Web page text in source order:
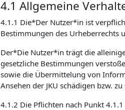
4.1 Allgemeine
4.1.1 Die*Der Nutzer*in ist
Bestimmungen des Urheberrechts
Der*Die Nutzer*in trägt die
gesetzliche Bestimmungen
sowie die Übermittelung von
Ansehen der JKU schädigen bzw.
4.1.2 Die Pflichten nach Punkt